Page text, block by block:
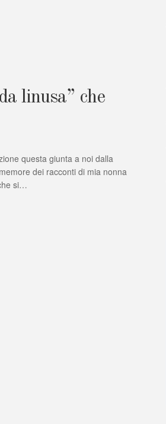
linusa” che
questa giunta a noi dalla
dei racconti di mia nonna
si…